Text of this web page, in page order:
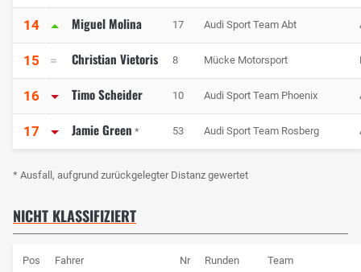
14 Miguel Molina 17 Audi Sport Team Abt
15 Christian Vietoris 8 Mücke Motorsport
16 Timo Scheider 10 Audi Sport Team Phoenix
17 Jamie Green * 53 Audi Sport Team Rosberg
* Ausfall, aufgrund zurückgelegter Distanz gewertet
NICHT KLASSIFIZIERT
Pos Fahrer Nr Runden Team